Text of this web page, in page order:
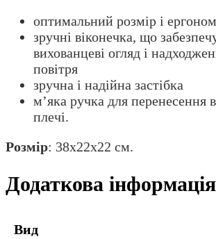
оптимальний розмір і
зручні віконечка, що
вихованцеві огляд і
повітря
зручна і надійна застібка
м’яка ручка для перенесення
плечі.
Розмір: 38х22х22 см.
Додаткова інформація
Вид